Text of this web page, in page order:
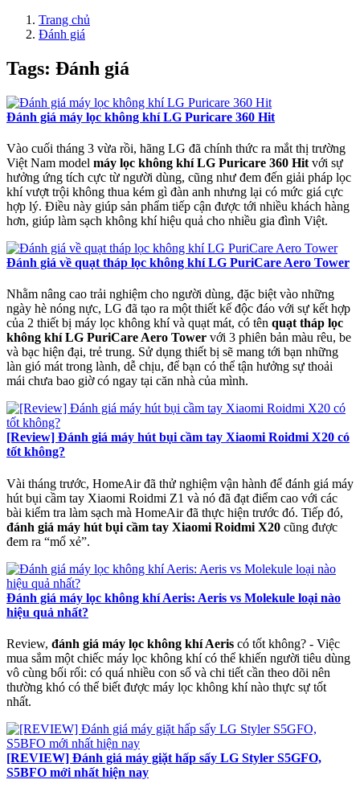
Trang chủ
Đánh giá
Tags: Đánh giá
Đánh giá máy lọc không khí LG Puricare 360 Hit
Vào cuối tháng 3 vừa rồi, hãng LG đã chính thức ra mắt thị trường
Việt Nam model máy lọc không khí LG Puricare 360 Hit với sự
hưởng ứng tích cực từ người dùng, cũng như đem đến giải pháp lọc
khí vượt trội không thua kém gì đàn anh nhưng lại có mức giá cực
hợp lý. Điều này giúp sản phẩm tiếp cận được tới nhiều khách hàng
hơn, giúp làm sạch không khí hiệu quả cho nhiều gia đình Việt.
Đánh giá về quạt tháp lọc không khí LG PuriCare Aero Tower
Nhằm nâng cao trải nghiệm cho người dùng, đặc biệt vào những
ngày hè nóng nực, LG đã tạo ra một thiết kế độc đáo với sự kết hợp
của 2 thiết bị máy lọc không khí và quạt mát, có tên quạt tháp lọc
không khí LG PuriCare Aero Tower với 3 phiên bản màu rêu, be
và bạc hiện đại, trẻ trung. Sử dụng thiết bị sẽ mang tới bạn những
làn gió mát trong lành, dễ chịu, để bạn có thể tận hưởng sự thoải
mái chưa bao giờ có ngay tại căn nhà của mình.
[Review] Đánh giá máy hút bụi cầm tay Xiaomi Roidmi X20 có
tốt không?
Vài tháng trước, HomeAir đã thử nghiệm vận hành để đánh giá máy
hút bụi cầm tay Xiaomi Roidmi Z1 và nó đã đạt điểm cao với các
bài kiểm tra làm sạch mà HomeAir đã thực hiện trước đó. Tiếp đó,
đánh giá máy hút bụi cầm tay Xiaomi Roidmi X20 cũng được
đem ra “mổ xẻ”.
Đánh giá máy lọc không khí Aeris: Aeris vs Molekule loại nào
hiệu quả nhất?
Review, đánh giá máy lọc không khí Aeris có tốt không? - Việc
mua sắm một chiếc máy lọc không khí có thể khiến người tiêu dùng
vô cùng bối rối: có quá nhiều con số và chi tiết cần theo dõi nên
thường khó có thể biết được máy lọc không khí nào thực sự tốt
nhất.
[REVIEW] Đánh giá máy giặt hấp sấy LG Styler S5GFO,
S5BFO mới nhất hiện nay